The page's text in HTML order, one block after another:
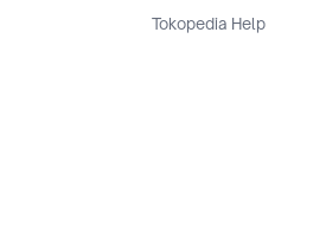
Tokopedia Help